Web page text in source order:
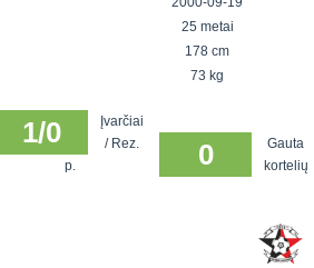
čempionatas
Vilnius
25 metai
178 cm
73 kg
1/0
Įvarčiai
/ Rez.
p.
0
Gauta
kortelių